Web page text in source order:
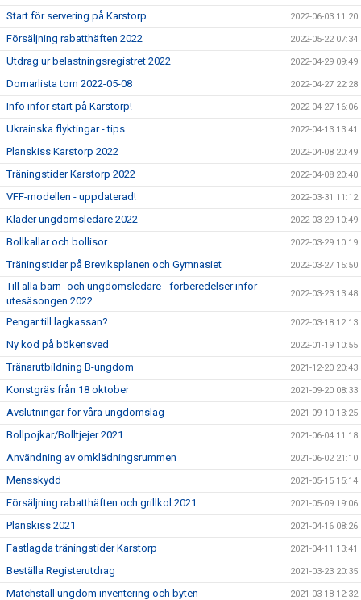
Start för servering på Karstorp 2022-06-03 11:20
Försäljning rabatthäften 2022 2022-05-22 07:34
Utdrag ur belastningsregistret 2022 2022-04-29 09:49
Domarlista tom 2022-05-08 2022-04-27 22:28
Info inför start på Karstorp! 2022-04-27 16:06
Ukrainska flyktingar - tips 2022-04-13 13:41
Planskiss Karstorp 2022 2022-04-08 20:49
Träningstider Karstorp 2022 2022-04-08 20:40
VFF-modellen - uppdaterad! 2022-03-31 11:12
Kläder ungdomsledare 2022 2022-03-29 10:49
Bollkallar och bollisor 2022-03-29 10:19
Träningstider på Breviksplanen och Gymnasiet 2022-03-27 15:50
Till alla barn- och ungdomsledare - förberedelser inför
utesäsongen 2022
2022-03-23 13:48
Pengar till lagkassan? 2022-03-18 12:13
Ny kod på bökensved 2022-01-19 10:55
Tränarutbildning B-ungdom 2021-12-20 20:43
Konstgräs från 18 oktober 2021-09-20 08:33
Avslutningar för våra ungdomslag 2021-09-10 13:25
Bollpojkar/Bolltjejer 2021 2021-06-04 11:18
Användning av omklädningsrummen 2021-06-02 21:10
Mensskydd 2021-05-15 15:14
Försäljning rabatthäften och grillkol 2021 2021-05-09 19:06
Planskiss 2021 2021-04-16 08:26
Fastlagda träningstider Karstorp 2021-04-11 13:41
Beställa Registerutdrag 2021-03-23 20:35
Matchställ ungdom inventering och byten 2021-03-18 12:32